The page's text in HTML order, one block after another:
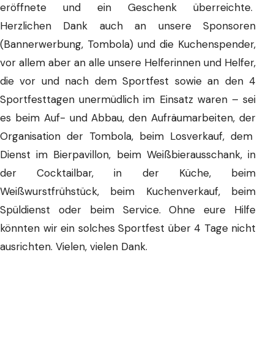
eröffnete und ein Geschenk überreichte.
Herzlichen Dank auch an unsere Sponsoren
(Bannerwerbung, Tombola) und die Kuchenspender,
vor allem aber an alle unsere Helferinnen und Helfer,
die vor und nach dem Sportfest sowie an den 4
Sportfesttagen unermüdlich im Einsatz waren – sei
es beim Auf- und Abbau, den Aufräumarbeiten, der
Organisation der Tombola, beim Losverkauf, dem
Dienst im Bierpavillon, beim Weißbierausschank, in
der Cocktailbar, in der Küche, beim
Weißwurstfrühstück, beim Kuchenverkauf, beim
Spüldienst oder beim Service. Ohne eure Hilfe
könnten wir ein solches Sportfest über 4 Tage nicht
ausrichten. Vielen, vielen Dank.